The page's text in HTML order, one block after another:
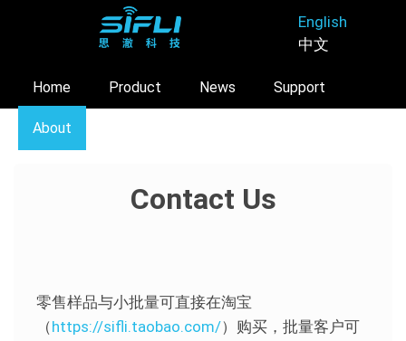
content
English
中文
Home Product News Support
About
Contact Us
零售样品与小批量可直接在淘宝
（https://sifli.taobao.com/）购买，批量客户可